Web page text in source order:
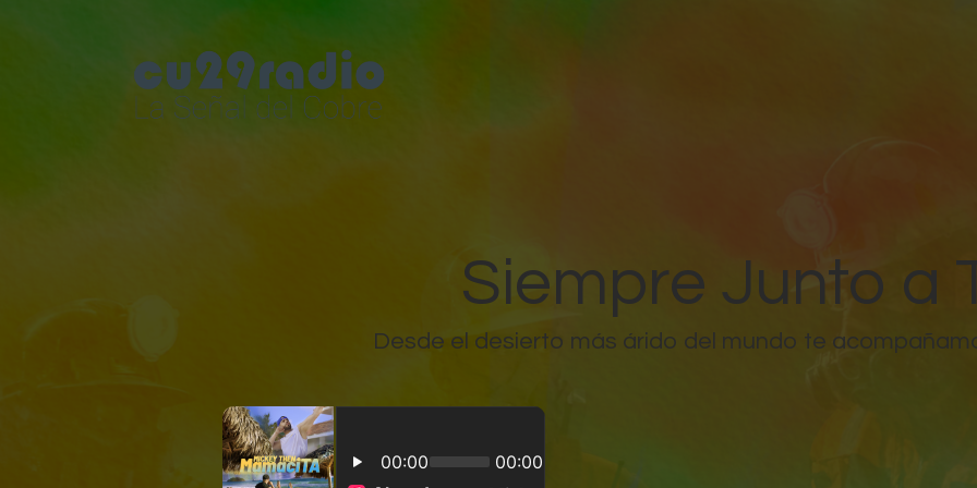
Siempre Junto a
Desde el desierto más árido del mundo te
Gabriela Mistral